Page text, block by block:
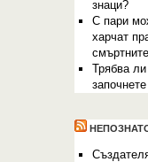
знаци?
С пари
харчат
Трябва